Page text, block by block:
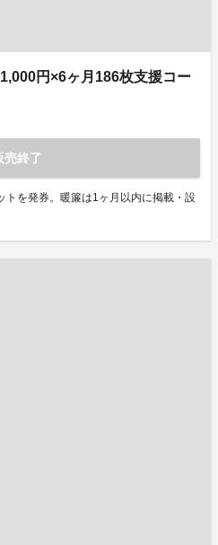
円×6ヶ月186枚支援コー
売終了
トを発券。暖簾は1ヶ月以内に掲載・設